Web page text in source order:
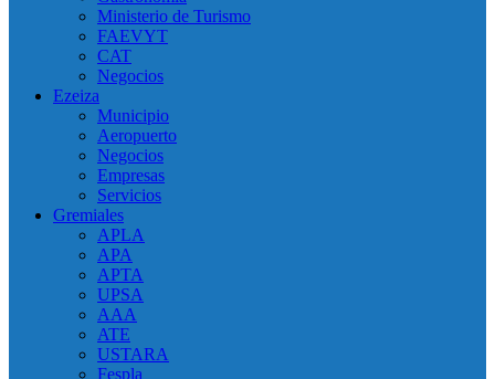
Ministerio de Turismo
FAEVYT
CAT
Negocios
Ezeiza
Municipio
Aeropuerto
Negocios
Empresas
Servicios
Gremiales
APLA
APA
APTA
UPSA
AAA
ATE
USTARA
Fespla